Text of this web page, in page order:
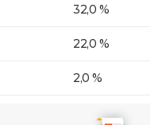
32,0 %
22,0 %
2,0 %